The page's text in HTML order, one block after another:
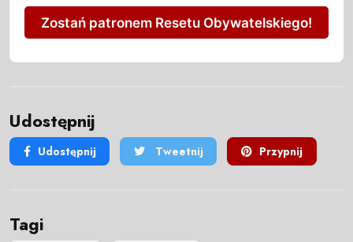
Zostań patronem Resetu Obywatelskiego!
Udostępnij
Udostępnij Tweetnij Przypnij
Tagi